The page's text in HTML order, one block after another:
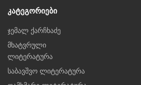
Კატეგორიები
ჯემალ ქარჩხაძე
მხატვრული
ლიტერატურა
საბავშვო ლიტერატურა